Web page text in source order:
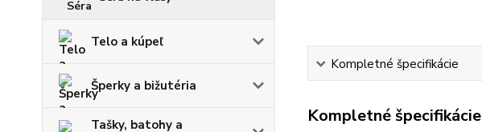
Telo a kúpeľ
Šperky a bižutéria
Tašky, batohy a
Kompletné špecifikácie
Kompletné špecifikácie